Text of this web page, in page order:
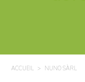
ACCUEIL NUNO SÀRL